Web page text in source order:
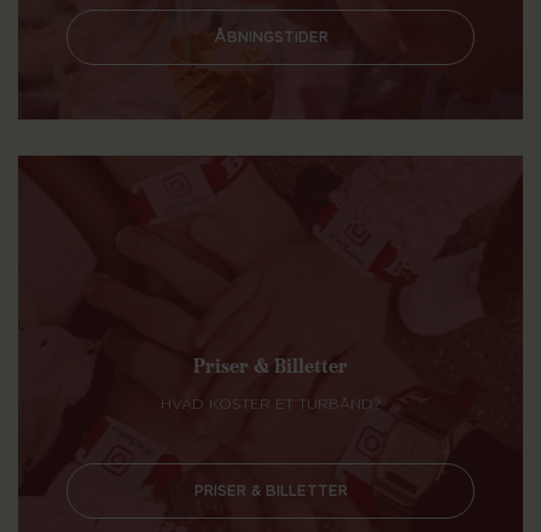
ÅBNINGSTIDER
Priser & Billetter
HVAD KOSTER ET TURBÅND?
PRISER & BILLETTER